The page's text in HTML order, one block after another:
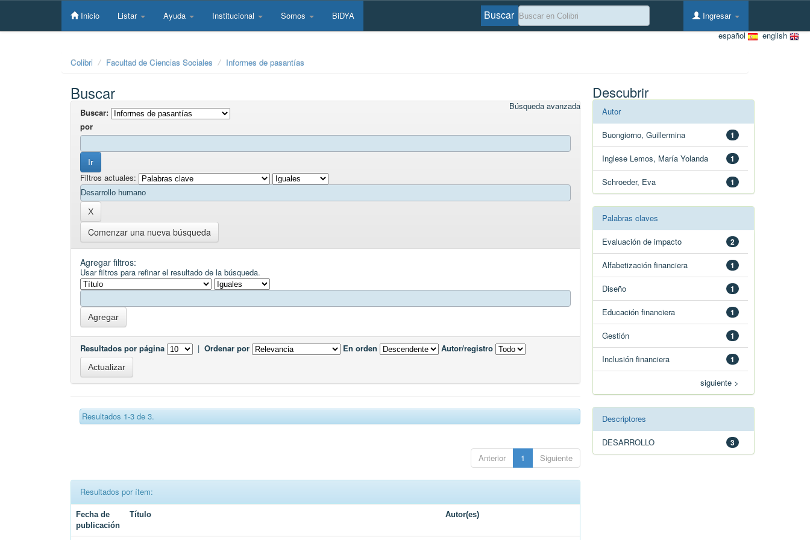
Skip
Inicio Listar Ayuda Institucional Somos BiDYA Ingresar
Buscar
english
español
Colibri Facultad de Ciencias Sociales Informes de pasantías
Buscar
Búsqueda avanzada
Buscar:
por
Filtros actuales:
Comenzar una nueva búsqueda
Agregar filtros:
Usar filtros para refinar el resultado de la búsqueda.
Resultados por página | Ordenar por En orden Autor/registro
Resultados 1-3 de 3.
Anterior 1 Siguiente
Resultados por ítem:
Fecha de
publicación
Título Autor(es)
Descubrir
Autor
1
Buongiorno, Guillermina
1
Inglese Lemos, María Yolanda
1
Schroeder, Eva
Palabras claves
2
Evaluación de impacto
1
Alfabetización financiera
1
Diseño
1
Educación financiera
1
Gestión
1
Inclusión financiera
siguiente >
Descriptores
3
DESARROLLO